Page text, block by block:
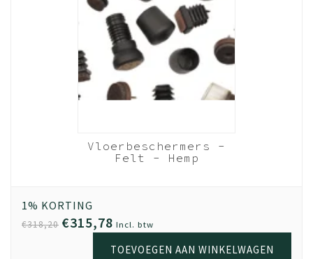
Vloerbeschermers -
Felt - Hemp
1% KORTING
€318,20 €315,78 Incl. btw
TOEVOEGEN AAN WINKELWAGEN